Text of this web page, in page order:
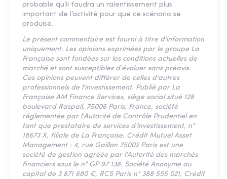
probable qu’il faudra un ralentissement plus
important de l’activité pour que ce scénario se
produise.
Le présent commentaire est fourni à titre d'information
uniquement. Les opinions exprimées par le groupe La
Française sont fondées sur les conditions actuelles de
marché et sont susceptibles d'évoluer sans préavis.
Ces opinions peuvent différer de celles d'autres
professionnels de l'investissement. Publié par La
Française AM Finance Services, siège social situé 128
boulevard Raspail, 75006 Paris, France, société
réglementée par l'Autorité de Contrôle Prudentiel en
tant que prestataire de services d'investissement, n°
18673 X, filiale de La Française. Crédit Mutuel Asset
Management : 4, rue Gaillon 75002 Paris est une
société de gestion agréée par l'Autorité des marchés
financiers sous le n° GP 97 138. Société Anonyme au
capital de 3 871 680 €, RCS Paris n° 388 555 021, Crédit